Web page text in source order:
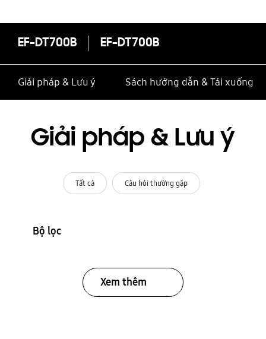
EF-DT700B EF-DT700B
Giải pháp & Lưu ý Sách hướng dẫn & Tải xuống
Giải pháp & Lưu ý
Tất cả Câu hỏi thường gặp
Bộ lọc
Xem thêm